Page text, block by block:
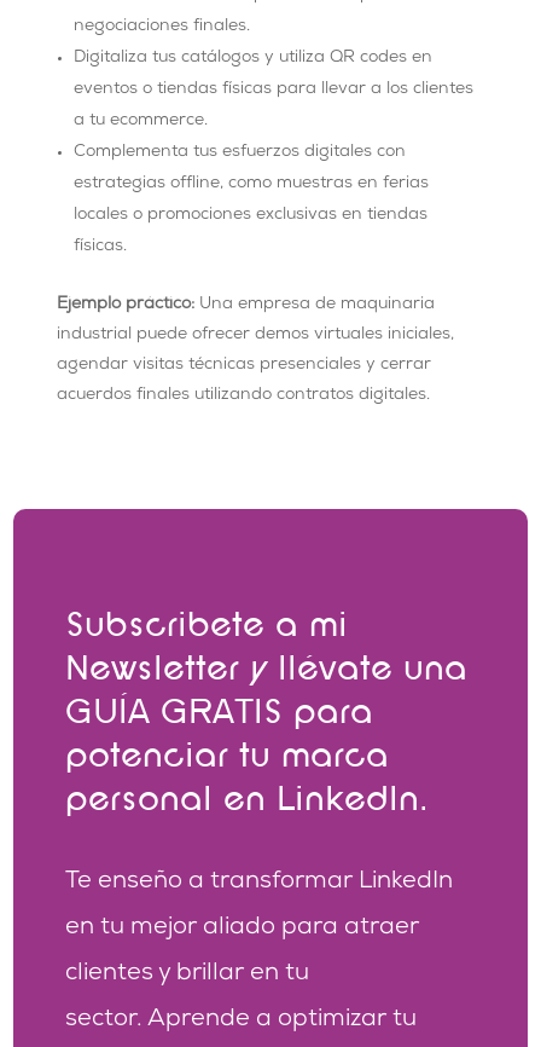
negociaciones finales.
Digitaliza tus catálogos y utiliza QR codes en
eventos o tiendas físicas para llevar a los clientes
a tu ecommerce.
Complementa tus esfuerzos digitales con
estrategias offline, como muestras en ferias
locales o promociones exclusivas en tiendas
físicas.
Ejemplo práctico: Una empresa de maquinaria
industrial puede ofrecer demos virtuales iniciales,
agendar visitas técnicas presenciales y cerrar
acuerdos finales utilizando contratos digitales.
Subscribete a mi
Newsletter y llévate una
GUÍA GRATIS para
potenciar tu marca
personal en LinkedIn.
Te enseño a transformar LinkedIn
en tu mejor aliado para atraer
clientes y brillar en tu
sector. Aprende a optimizar tu